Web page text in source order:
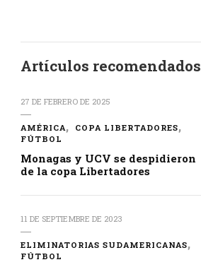
Artículos recomendados
27 DE FEBRERO DE 2025
AMÉRICA
COPA LIBERTADORES
FÚTBOL
Monagas y UCV se despidieron
de la copa Libertadores
11 DE SEPTIEMBRE DE 2023
ELIMINATORIAS SUDAMERICANAS
FÚTBOL